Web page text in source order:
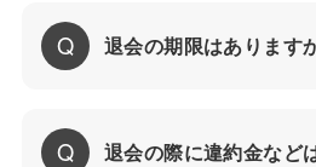
退会の期限はあります
退会の際に違約金など